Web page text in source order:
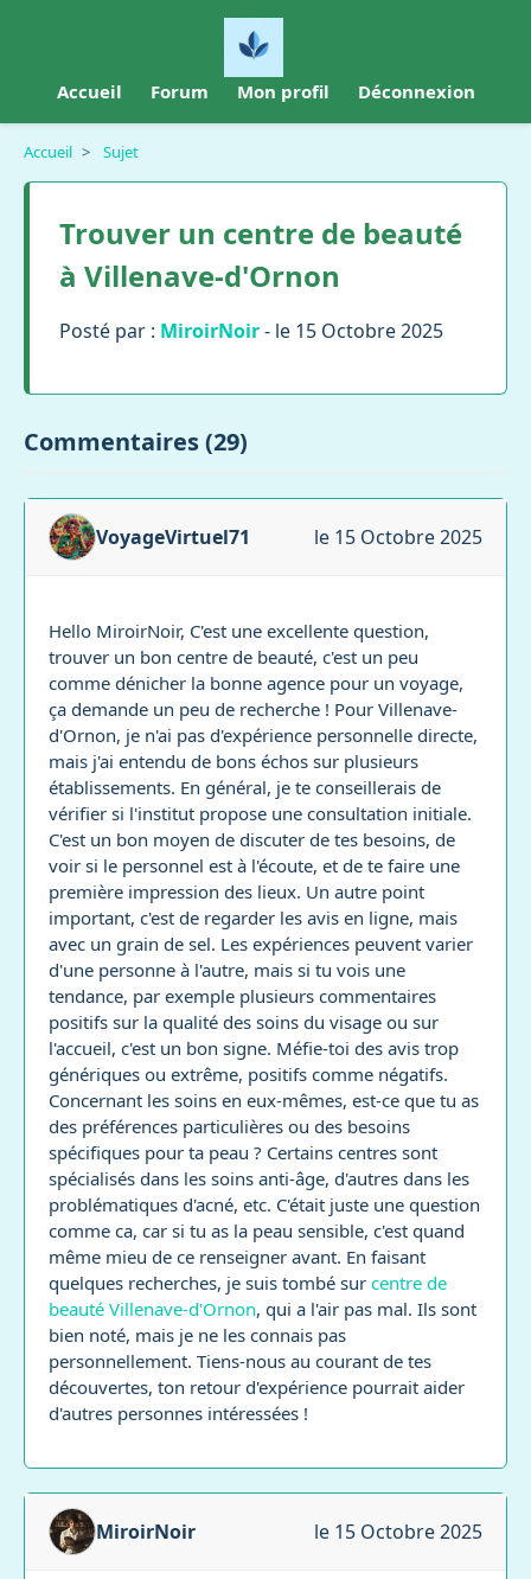
Accueil Forum Mon profil Déconnexion
Accueil > Sujet
Trouver un centre de beauté
à Villenave-d'Ornon
Posté par : MiroirNoir- le 15 Octobre 2025
Commentaires (29)
VoyageVirtuel71 le 15 Octobre 2025
Hello MiroirNoir, C'est une excellente question,
trouver un bon centre de beauté, c'est un peu
comme dénicher la bonne agence pour un voyage,
ça demande un peu de recherche ! Pour Villenave-
d'Ornon, je n'ai pas d'expérience personnelle directe,
mais j'ai entendu de bons échos sur plusieurs
établissements. En général, je te conseillerais de
vérifier si l'institut propose une consultation initiale.
C'est un bon moyen de discuter de tes besoins, de
voir si le personnel est à l'écoute, et de te faire une
première impression des lieux. Un autre point
important, c'est de regarder les avis en ligne, mais
avec un grain de sel. Les expériences peuvent varier
d'une personne à l'autre, mais si tu vois une
tendance, par exemple plusieurs commentaires
positifs sur la qualité des soins du visage ou sur
l'accueil, c'est un bon signe. Méfie-toi des avis trop
génériques ou extrême, positifs comme négatifs.
Concernant les soins en eux-mêmes, est-ce que tu as
des préférences particulières ou des besoins
spécifiques pour ta peau ? Certains centres sont
spécialisés dans les soins anti-âge, d'autres dans les
problématiques d'acné, etc. C'était juste une question
comme ca, car si tu as la peau sensible, c'est quand
même mieu de ce renseigner avant. En faisant
quelques recherches, je suis tombé sur centre de
beauté Villenave-d'Ornon, qui a l'air pas mal. Ils sont
bien noté, mais je ne les connais pas
personnellement. Tiens-nous au courant de tes
découvertes, ton retour d'expérience pourrait aider
d'autres personnes intéressées !
MiroirNoir le 15 Octobre 2025